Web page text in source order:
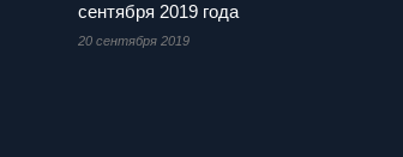
сентября 2019 года
20 сентября 2019